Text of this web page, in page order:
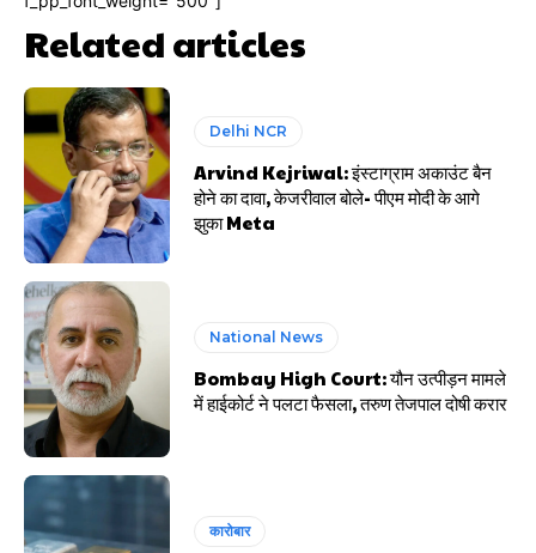
Related articles
Delhi NCR
Arvind Kejriwal: इंस्टाग्राम अकाउंट बैन
होने का दावा, केजरीवाल बोले- पीएम मोदी के आगे
झुका Meta
National News
Bombay High Court: यौन उत्पीड़न मामले
में हाईकोर्ट ने पलटा फैसला, तरुण तेजपाल दोषी करार
कारोबार